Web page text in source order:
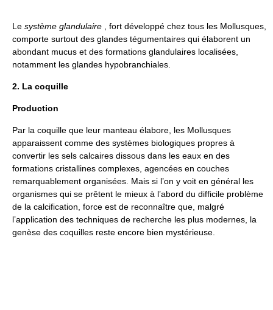
Le système glandulaire , fort développé chez tous les Mollusques,
comporte surtout des glandes tégumentaires qui élaborent un
abondant mucus et des formations glandulaires localisées,
notamment les glandes hypobranchiales.
2. La coquille
Production
Par la coquille que leur manteau élabore, les Mollusques
apparaissent comme des systèmes biologiques propres à
convertir les sels calcaires dissous dans les eaux en des
formations cristallines complexes, agencées en couches
remarquablement organisées. Mais si l’on y voit en général les
organismes qui se prêtent le mieux à l’abord du difficile problème
de la calcification, force est de reconnaître que, malgré
l’application des techniques de recherche les plus modernes, la
genèse des coquilles reste encore bien mystérieuse.